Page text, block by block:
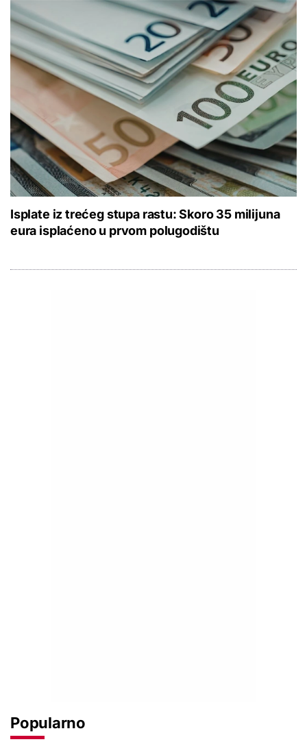
Isplate iz trećeg stupa rastu: Skoro 35 milijuna
eura isplaćeno u prvom polugodištu
Popularno